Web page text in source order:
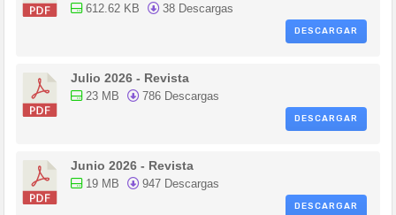
612.62 KB
38 Descargas
DESCARGAR
Julio 2026 - Revista
23 MB
786 Descargas
DESCARGAR
Junio 2026 - Revista
19 MB
947 Descargas
DESCARGAR